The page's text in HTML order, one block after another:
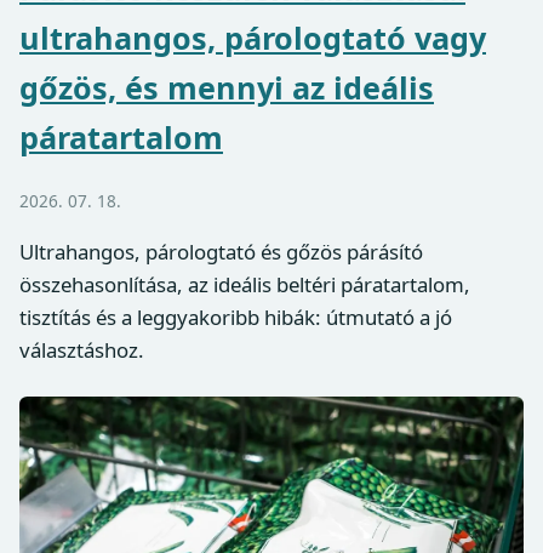
ultrahangos, párologtató vagy
gőzös, és mennyi az ideális
páratartalom
2026. 07. 18.
Ultrahangos, párologtató és gőzös párásító
összehasonlítása, az ideális beltéri páratartalom,
tisztítás és a leggyakoribb hibák: útmutató a jó
választáshoz.